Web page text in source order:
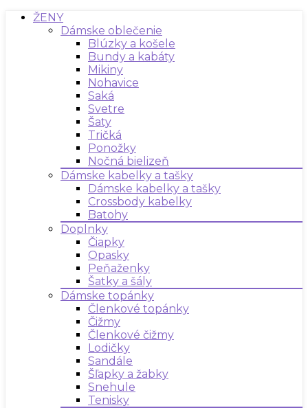
ŽENY
Dámske oblečenie
Blúzky a košele
Bundy a kabáty
Mikiny
Nohavice
Saká
Svetre
Šaty
Tričká
Ponožky
Nočná bielizeň
Dámske kabelky a tašky
Dámske kabelky a tašky
Crossbody kabelky
Batohy
Doplnky
Čiapky
Opasky
Peňaženky
Šatky a šály
Dámske topánky
Členkové topánky
Čižmy
Členkové čižmy
Lodičky
Sandále
Šľapky a žabky
Snehule
Tenisky